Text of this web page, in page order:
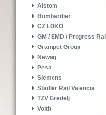
Alstom
Bombardier
CZ LOKO
GM / EMD / Progress Rail
Grampet Group
Newag
Pesa
Siemens
Stadler Rail Valencia
TZV Gredelj
Voith